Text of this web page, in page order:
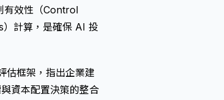
有效性（Control
計算，是確保 AI 投
估框架，指出企業建
資本配置決策的整合